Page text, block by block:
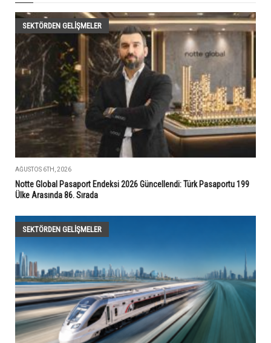
SEKTÖRDEN GELIŞMELER
AĞUSTOS 6TH, 2026
Notte Global Pasaport Endeksi 2026 Güncellendi: Türk Pasaportu 199
Ülke Arasında 86. Sırada
SEKTÖRDEN GELIŞMELER